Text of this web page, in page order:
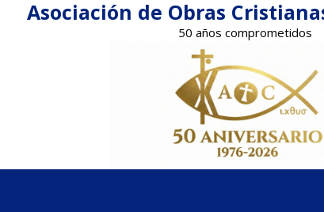
Asociación de Obras
50 años comprometidos